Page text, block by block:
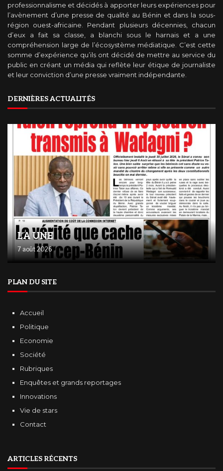
professionnalisme et décidés à apporter leurs expériences pour
l’avènement d’une presse de qualité au Bénin et dans la sous-
région ouest-africaine. Pendant plusieurs décennies, chacun
d’eux a fait sa classe, a blanchi sous le harnais et a une
compréhension large de l’écosystème médiatique. C’est cette
somme d’expérience qu’ils ont décidé de mettre au service du
public en créant un média qui reflète leur étique de journaliste
et leur conviction d’une presse vraiment indépendante.
DERNIÈRES ACTUALITÉS
LA UNE
7 août 2026
PLAN DU SITE
Accueil
Politique
Economie
Société
Rubriques
Enquêtes et grands reportages
Innovations
Vie de stars
Contact
ARTICLES RÉCENTS